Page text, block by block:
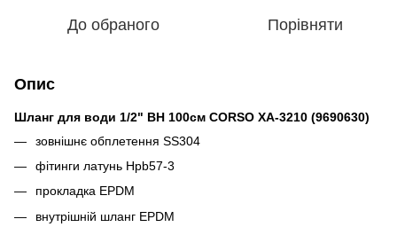
До обраного Порівняти
Опис
Шланг для води 1/2" ВН 100см CORSO XA-3210 (9690630)
зовнішнє обплетення SS304
фітинги латунь Hpb57-3
прокладка EPDM
внутрішній шланг EPDM